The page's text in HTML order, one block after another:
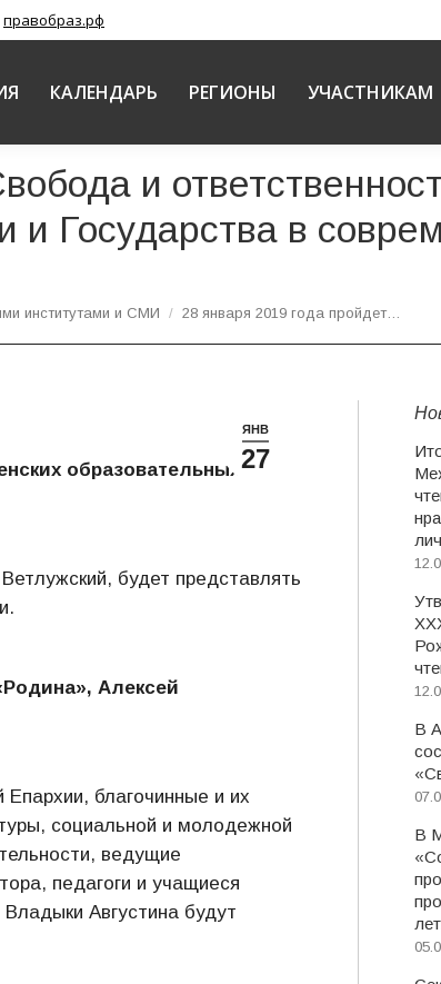
правобраз.рф
КАЛЕНДАРЬ РЕГИОНЫ УЧАСТНИКАМ
и
Государства в
институтами и СМИ 28 января 2019 года пройдет…
ЯНВ
27
образовательных
будет представлять
Алексей
благочинные и их
социальной и молодежной
ведущие
педагоги и учащиеся
Августина будут
В
В